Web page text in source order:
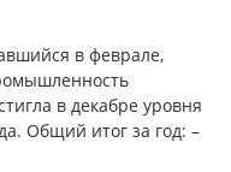
в феврале,
в декабре уровня
Общий итог за год: –